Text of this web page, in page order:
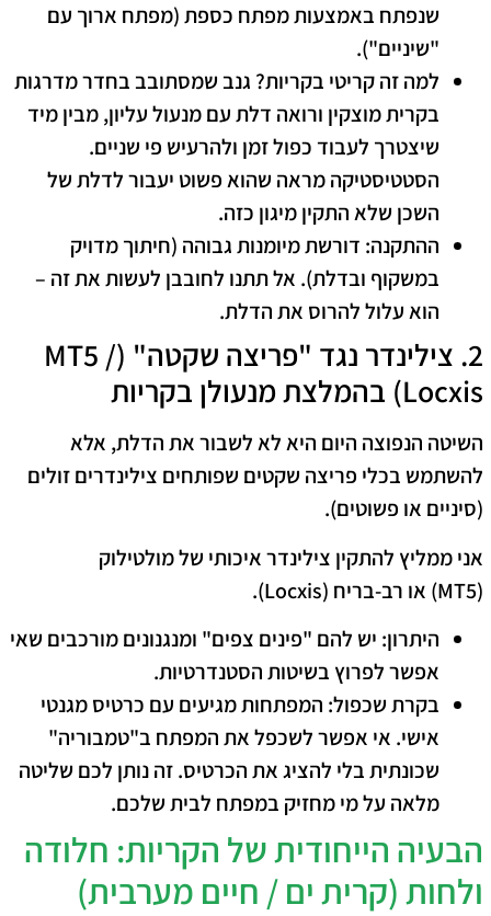
שנפתח באמצעות מפתח כספת (מפתח ארוך עם
"שיניים").
למה זה קריטי בקריות? גנב שמסתובב בחדר מדרגות
בקרית מוצקין ורואה דלת עם מנעול עליון, מבין מיד
שיצטרך לעבוד כפול זמן ולהרעיש פי שניים.
הסטטיסטיקה מראה שהוא פשוט יעבור לדלת של
השכן שלא התקין מיגון כזה.
ההתקנה: דורשת מיומנות גבוהה (חיתוך מדויק
במשקוף ובדלת). אל תתנו לחובבן לעשות את זה –
הוא עלול להרוס את הדלת.
​2. צילינדר נגד "פריצה שקטה" (MT5 /
Locxis) בהמלצת מנעולן בקריות
​השיטה הנפוצה היום היא לא לשבור את הדלת, אלא
להשתמש בכלי פריצה שקטים שפותחים צילינדרים זולים
(סיניים או פשוטים).
אני ממליץ להתקין צילינדר איכותי שלמולטילוק
(MT5)
או רב-בריח (Locxis)
.
היתרון: יש להם "פינים צפים" ומנגנונים מורכבים שאי
אפשר לפרוץ בשיטות הסטנדרטיות.
בקרת שכפול: המפתחות מגיעים עם כרטיס מגנטי
אישי. אי אפשר לשכפל את המפתח ב"טמבוריה"
שכונתית בלי להציג את הכרטיס. זה נותן לכם שליטה
מלאה על מי מחזיק במפתח לבית שלכם.
​הבעיה הייחודית של הקריות: חלודה
ולחות (קרית ים / חיים מערבית)